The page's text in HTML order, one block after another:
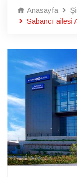
Anasayfa
Sabancı ailesi